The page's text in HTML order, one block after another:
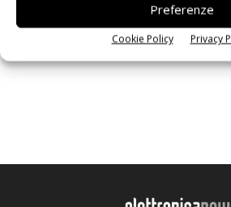
Preferenze
Cookie Policy Privacy
ISCRIVITI ALLA